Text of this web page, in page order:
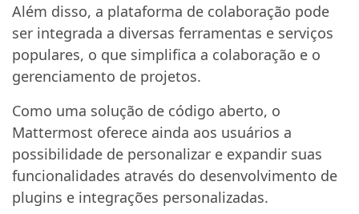
Além disso, a plataforma de colaboração pode
ser integrada a diversas ferramentas e serviços
populares, o que simplifica a colaboração e o
gerenciamento de projetos.
Como uma solução de código aberto, o
Mattermost oferece ainda aos usuários a
possibilidade de personalizar e expandir suas
funcionalidades através do desenvolvimento de
plugins e integrações personalizadas.